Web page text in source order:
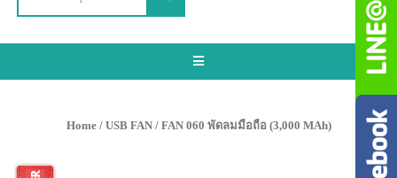
Toggle
Home/ USB FAN/ FAN 060 พัดลมมือถือ (3,000 MAh)